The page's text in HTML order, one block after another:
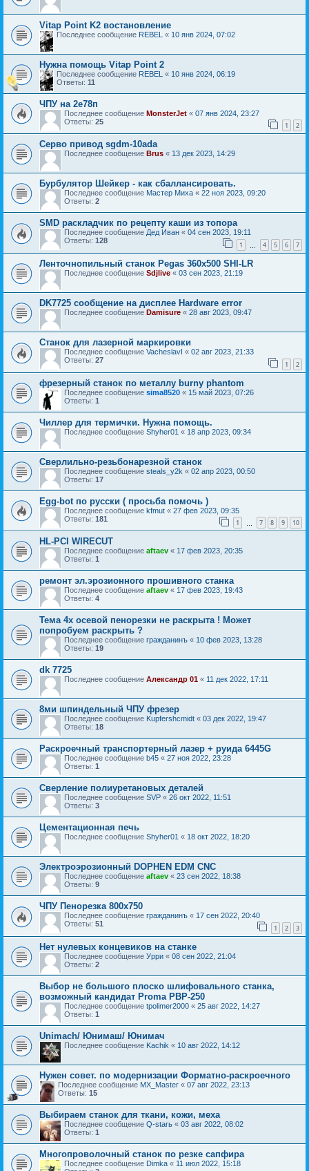
Vitap Point K2 востановление
Последнее сообщение REBEL « 10 янв 2024, 07:02
Нужна помощь Vitap Point 2
Последнее сообщение REBEL « 10 янв 2024, 06:19
Ответы: 11
ЧПУ на 2е78п
Последнее сообщение MonsterJet « 07 янв 2024, 23:27
Ответы: 25 1 2
Серво привод sgdm-10ada
Последнее сообщение Brus « 13 дек 2023, 14:29
Бурбулятор Шейкер - как сбаллансировать.
Последнее сообщение Мастер Миха « 22 ноя 2023, 09:20
Ответы: 2
SMD раскладчик по рецепту каши из топора
Последнее сообщение Дед Иван « 04 сен 2023, 19:11
Ответы: 128 1 4 5 6 7
Ленточнопильный станок Pegas 360x500 SHI-LR
Последнее сообщение Sdjlive « 03 сен 2023, 21:19
DK7725 сообщение на дисплее Hardware error
Последнее сообщение Damisure « 28 авг 2023, 09:47
Станок для лазерной маркировки
Последнее сообщение VacheslavI « 02 авг 2023, 21:33
Ответы: 27 1 2
фрезерный станок по металлу burny phantom
Последнее сообщение sima8520 « 15 май 2023, 07:26
Ответы: 1
Чиллер для термички. Нужна помощь.
Последнее сообщение Shyher01 « 18 апр 2023, 09:34
Сверлильно-резьбонарезной станок
Последнее сообщение steals_y2k « 02 апр 2023, 00:50
Ответы: 17
Egg-bot по русски ( просьба помочь )
Последнее сообщение kfmut « 27 фев 2023, 09:35
Ответы: 181 1 7 8 9 10
HL-PCI WIRECUT
Последнее сообщение aftaev « 17 фев 2023, 20:35
Ответы: 1
ремонт эл.эрозионного прошивного станка
Последнее сообщение aftaev « 17 фев 2023, 19:43
Ответы: 4
Тема 4х осевой пенорезки не раскрыта ! Может
попробуем раскрыть ?
Последнее сообщение гражданинъ « 10 фев 2023, 13:28
Ответы: 19
dk 7725
Последнее сообщение Александр 01 « 11 дек 2022, 17:11
8ми шпиндельный ЧПУ фрезер
Последнее сообщение Kupfershcmidt « 03 дек 2022, 19:47
Ответы: 18
Раскроечный транспортерный лазер + руида 6445G
Последнее сообщение b45 « 27 ноя 2022, 23:28
Ответы: 1
Сверление полиуретановых деталей
Последнее сообщение SVP « 26 окт 2022, 11:51
Ответы: 3
Цементационная печь
Последнее сообщение Shyher01 « 18 окт 2022, 18:20
Электроэрозионный DOPHEN EDM CNC
Последнее сообщение aftaev « 23 сен 2022, 18:38
Ответы: 9
ЧПУ Пенорезка 800х750
Последнее сообщение гражданинъ « 17 сен 2022, 20:40
Ответы: 51 1 2 3
Нет нулевых концевиков на станке
Последнее сообщение Урри « 08 сен 2022, 21:04
Ответы: 2
Выбор не большого плоско шлифовального станка,
возможный кандидат Proma PBP-250
Последнее сообщение tpolimer2000 « 25 авг 2022, 14:27
Ответы: 1
Unimach/ Юнимаш/ Юнимач
Последнее сообщение Kachik « 10 авг 2022, 14:12
Нужен совет. по модернизации Форматно-раскроечного
Последнее сообщение MX_Master « 07 авг 2022, 23:13
Ответы: 15
Выбираем станок для ткани, кожи, меха
Последнее сообщение Q-starь « 03 авг 2022, 08:02
Ответы: 1
Многопроволочный станок по резке сапфира
Последнее сообщение Dimka « 11 июл 2022, 15:18